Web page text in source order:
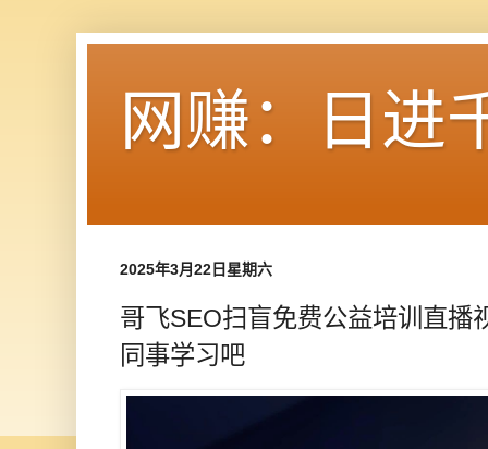
网赚：日进
2025年3月22日星期六
哥飞SEO扫盲免费公益培训直播
同事学习吧